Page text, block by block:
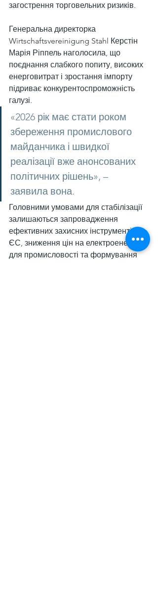
загострення торговельних ризиків.
Генеральна директорка
Wirtschaftsvereinigung Stahl Керстін
Марія Ріппель наголосила, що
поєднання слабкого попиту, високих
енерговитрат і зростання імпорту
підриває конкурентоспроможність
галузі.
«2026 рік має стати роком
збереження промислового
майданчика і швидкої
реалізації вже анонсованих
політичних рішень», –
заявила вона.
Головними умовами для стабілізації
залишаються запровадження
ефективних захисних інструментів
ЄС, зниження цін на електроенергію
для промисловості та формування